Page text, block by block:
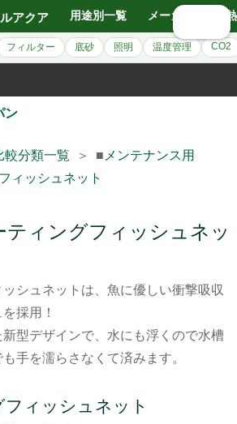
アクア 用途別一覧 メーカー別
フィルター 底砂 照明 温度管理 CO2
ン
較分類一覧 ＞ ■ メンテナンス用
ィッシュネット
ティングフィッシュネッ
シュネットは、魚に優しい衝撃吸収
採用！
型デザインで、水にも浮くので水槽
手を濡らさなくて済みます。
ィッシュネット